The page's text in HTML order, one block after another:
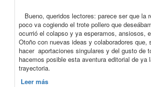
Bueno, queridos lectores: parece ser que la
poco va cogiendo el trote pollero que
ocurrió el colapso y ya esperamos, ansiosos,
Otoño con nuevas ideas y colaboradores que,
hacer aportaciones singulares y del gusto de
hacemos posible esta aventura editorial de ya
trayectoria.
Leer más